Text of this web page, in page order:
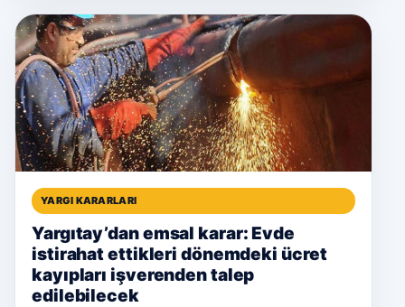
YARGI KARARLARI
Yargıtay’dan emsal karar: Evde
istirahat ettikleri dönemdeki ücret
kayıpları işverenden talep
edilebilecek